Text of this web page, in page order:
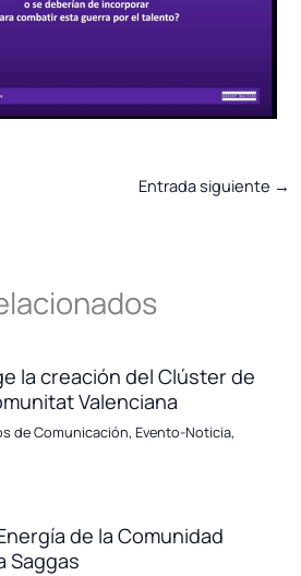
Entrada siguiente →
la creación del Clúster de
Valenciana
de Comunicación,Evento-Noticia,
de la Comunidad
Saggas